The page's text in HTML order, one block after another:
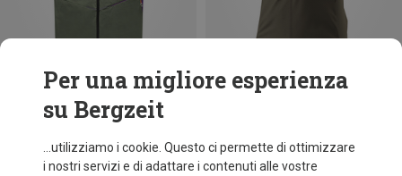
Risparmi 38%
Per una migliore esperienza
su Bergzeit
...utilizziamo i cookie. Questo ci permette di ottimizzare
i nostri servizi e di adattare i contenuti alle vostre